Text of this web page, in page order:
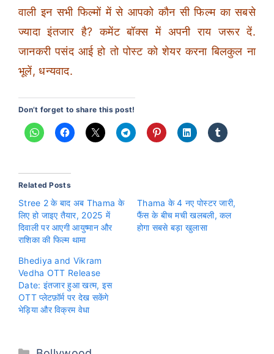
वाली इन सभी फिल्मों में से आपको कौन सी फिल्म का सबसे
ज्यादा इंतजार है? कमेंट बॉक्स में अपनी राय जरूर दें.
जानकरी पसंद आई हो तो पोस्ट को शेयर करना बिलकुल ना
भूलें, धन्यवाद.
Don’t forget to share this post!
Related Posts
Stree 2 के बाद अब Thama के
लिए हो जाइए तैयार, 2025 में
दिवाली पर आएगी आयुष्मान और
राशिका की फिल्म थामा
Thama के 4 नए पोस्टर जारी,
फैंस के बीच मची खलबली, कल
होगा सबसे बड़ा खुलासा
Bhediya and Vikram
Vedha OTT Release
Date: इंतजार हुआ खत्म, इस
OTT प्लेटफ़ॉर्म पर देख सकेंगे
भेड़िया और विक्रम वेधा
Categories